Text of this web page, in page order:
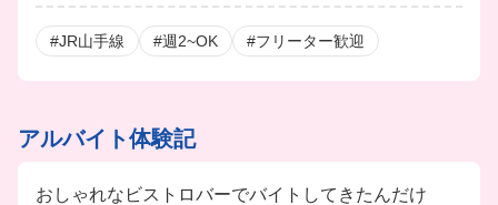
#JR山手線 #週2~OK #フリーター歓迎
アルバイト体験記
おしゃれなビストロバーでバイトしてきたんだけ